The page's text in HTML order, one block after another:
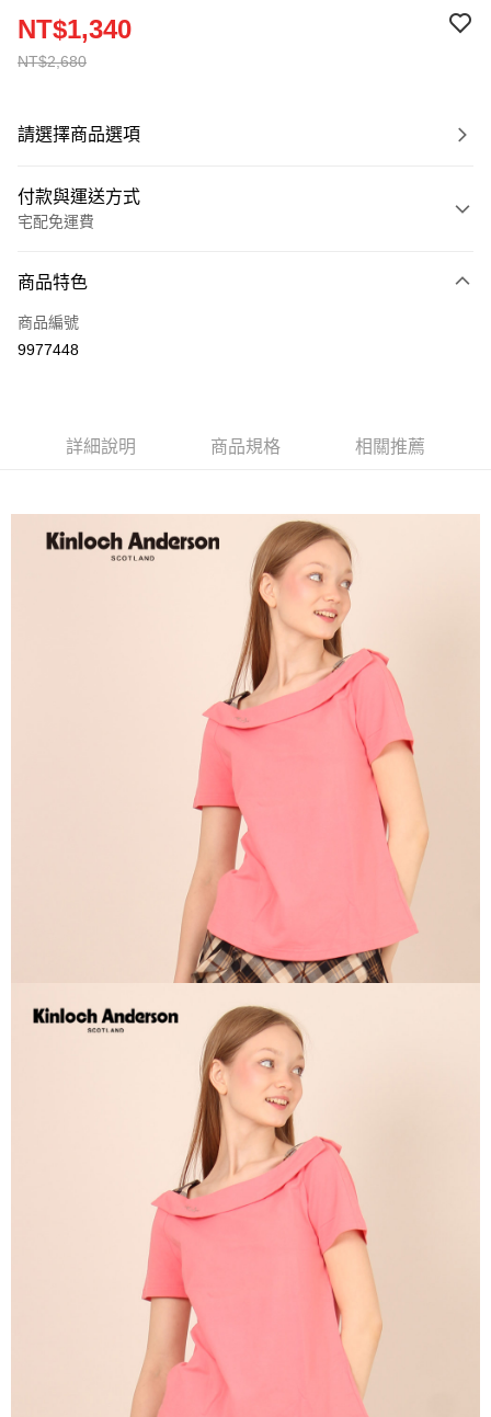
NT$2,680
NT$1,340
請選擇商品選項
付款與運送方式
宅配免運費
信用卡一次付款
LINE Pay
運送方式
每筆NT$60，滿NT$1,000(含以上)免運費
每筆NT$60，滿NT$1,000(含以上)免運費
商品特色
商品編號
9977448
詳細說明 商品規格 相關推薦